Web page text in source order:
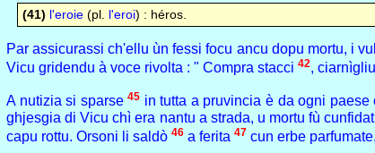
(41) l'eroie(pl. l'eroi) : héros.
Par assicurassi ch'ellu ùn fessi focu ancu dopu mortu, i
Vicu gridendu à voce rivolta : " Compra stacci 42,
A nutizia si sparse45 in tutta a pruvincia è da ogni
ghjesgia di Vicu chì era nantu a strada, u mortu fù
capu rottu. Orsoni li saldò 46 a ferita 47 cun erbe